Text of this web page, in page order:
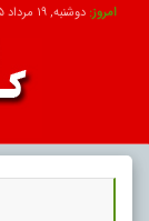
امروز: دوشنبه, ۱۹ مرداد ۱۴۰۵ / قبل از ظهر /